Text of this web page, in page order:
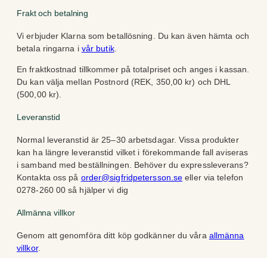
Frakt och betalning
Vi erbjuder Klarna som betallösning. Du kan även hämta och
betala ringarna i vår butik.
En fraktkostnad tillkommer på totalpriset och anges i kassan.
Du kan välja mellan Postnord (REK, 350,00 kr) och DHL
(500,00 kr).
Leveranstid
Normal leveranstid är 25–30 arbetsdagar. Vissa produkter
kan ha längre leveranstid vilket i förekommande fall aviseras
i samband med beställningen. Behöver du expressleverans?
Kontakta oss på order@sigfridpetersson.se eller via telefon
0278-260 00 så hjälper vi dig
Allmänna villkor
Genom att genomföra ditt köp godkänner du våra allmänna
villkor.